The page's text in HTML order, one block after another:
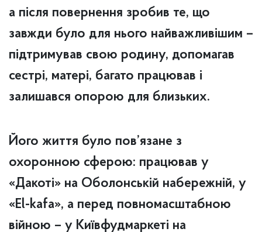
а після повернення зробив те, що
завжди було для нього найважливішим –
підтримував свою родину, допомагав
сестрі, матері, багато працював і
залишався опорою для близьких.
Його життя було пов’язане з
охоронною сферою: працював у
«Дакоті» на Оболонській набережній, у
«El-kafa», а перед повномасштабною
війною – у Київфудмаркеті на